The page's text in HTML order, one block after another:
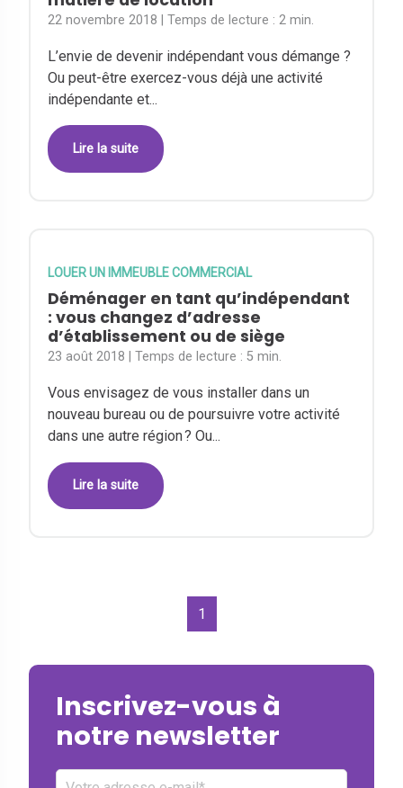
22 novembre 2018 | Temps de lecture :2 min.
L’envie de devenir indépendant vous démange ?
Ou peut-être exercez-vous déjà une activité
indépendante et...
Lire la suite
LOUER UN IMMEUBLE COMMERCIAL
Déménager en tant qu’indépendant
: vous changez d’adresse
d’établissement ou de siège
23 août 2018 | Temps de lecture :5 min.
Vous envisagez de vous installer dans un
nouveau bureau ou de poursuivre votre activité
dans une autre région ? Ou...
Lire la suite
1
Inscrivez-vous à
notre newsletter